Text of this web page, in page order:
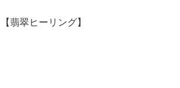
【翡翠ヒーリング】